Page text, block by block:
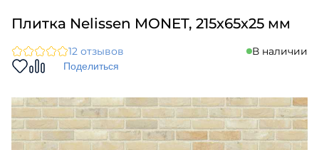
Плитка Nelissen MONET, 215х65х25 мм
12 отзывов В наличии
Поделиться